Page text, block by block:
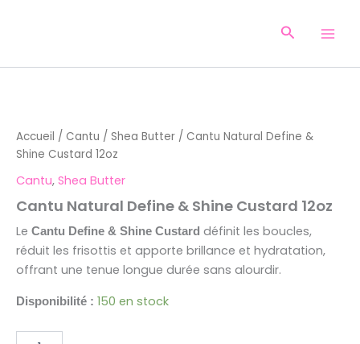
Accueil / Cantu / Shea Butter / Cantu Natural Define &
Shine Custard 12oz
Cantu, Shea Butter
Cantu Natural Define & Shine Custard 12oz
Le Cantu Define & Shine Custard définit les boucles,
réduit les frisottis et apporte brillance et hydratation,
offrant une tenue longue durée sans alourdir.
Disponibilité : 150 en stock
Natural
Define
Custard